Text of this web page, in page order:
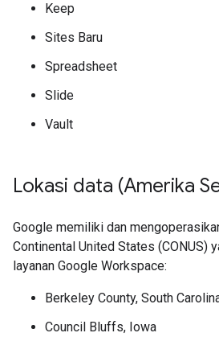
Keep
Sites Baru
Spreadsheet
Slide
Vault
Lokasi data (Amerika
Google memiliki dan
Continental United States (CONUS)
layanan Google Workspace:
Berkeley County, South
Council Bluffs, Iowa